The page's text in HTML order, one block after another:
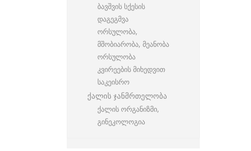
ბავშვის სქესის
დაგეგმვა
ორსულობა,
მშობიარობა, მეანობა
ორსულობა
კვირეების მიხედვით
საკეისრო
ქალის ჯანმრთელობა
ქალის ორგანიზმი,
გინეკოლოგია